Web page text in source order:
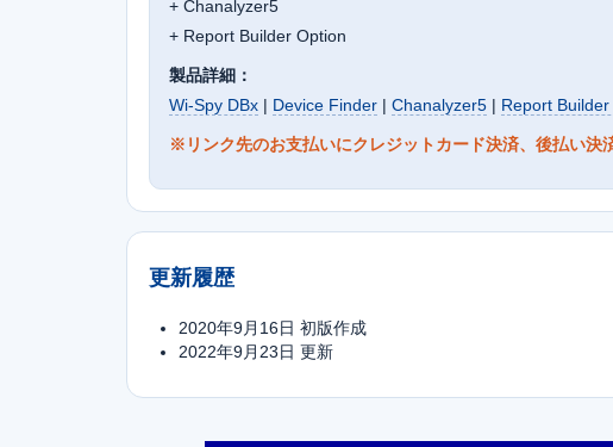
+ Chanalyzer5
+ Report Builder Option
製品詳細：
Wi-Spy DBx | Device Finder | Chanalyzer5 | Report
※リンク先のお支払いにクレジットカード決済、後払い決
更新履歴
2020年9月16日 初版作成
2022年9月23日 更新